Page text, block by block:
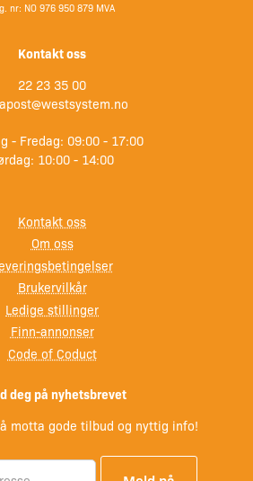
nr: NO 976 950 879 MVA
Kontakt oss
22 23 35 00
- Fredag: 09:00 - 17:00
10:00 - 14:00
Kontakt oss
Om oss
Brukervilkår
Ledige stillinger
Finn-annonser
Code of Coduct
deg på nyhetsbrevet
motta gode tilbud og nyttig info!